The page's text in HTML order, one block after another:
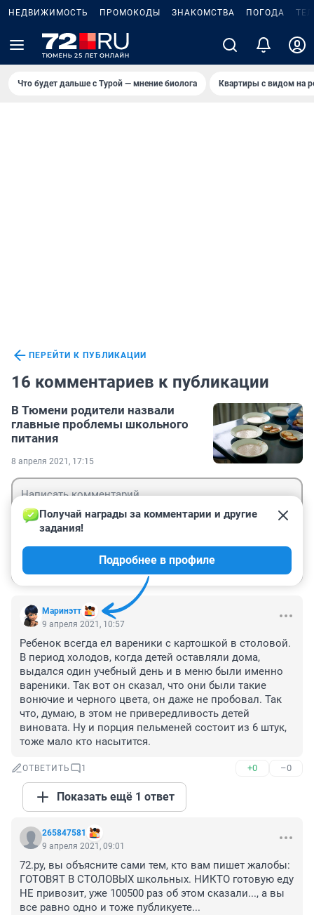
НЕДВИЖИМОСТЬ ПРОМОКОДЫ ЗНАКОМСТВА ПОГОДА
Что будет дальше с Турой — мнение биолога Квартиры с видом на
ПЕРЕЙТИ К ПУБЛИКАЦИИ
16 комментариев к публикации
В Тюмени родители назвали
главные проблемы школьного
питания
8 апреля 2021, 17:15
Маринэтт
Получай награды за комментарии и другие
задания!
Подробнее в профиле
9 апреля 2021, 10:57
Ребенок всегда ел вареники с картошкой в столовой.
В период холодов, когда детей оставляли дома,
выдался один учебный день и в меню были именно
вареники. Так вот он сказал, что они были такие
вонючие и черного цвета, он даже не пробовал. Так
что, думаю, в этом не привередливость детей
виновата. Ну и порция пельменей состоит из 6 штук,
тоже мало кто насытится.
ОТВЕТИТЬ 1 +0 –0
Показать ещё 1 ответ
265847581
9 апреля 2021, 09:01
72.ру, вы объясните сами тем, кто вам пишет жалобы:
ГОТОВЯТ В СТОЛОВЫХ школьных. НИКТО готовую еду
НЕ привозит, уже 100500 раз об этом сказали..., а вы
все равно одно и тоже публикуете...